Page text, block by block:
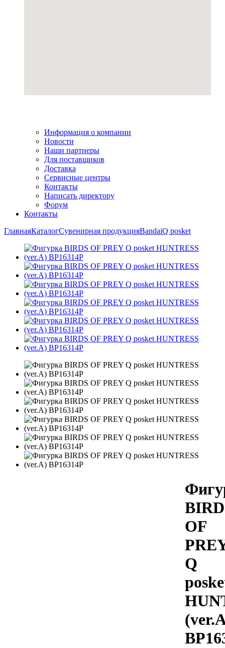
Информация о компании
Новости
Наши партнеры
Для поставщиков
Доставка
Сервисные центры
Контакты
Написать директору
Форум
Контакты
ГлавнаяКаталогСувенирная продукцияBandaiQ posket
OF
Q